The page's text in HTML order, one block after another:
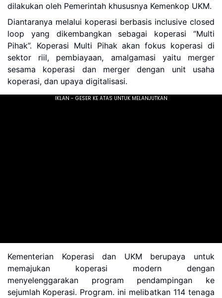
dilakukan oleh Pemerintah khususnya Kemenkop UKM.
Diantaranya melalui koperasi berbasis inclusive closed
loop yang dikembangkan sebagai koperasi “Multi
Pihak”. Koperasi Multi Pihak akan fokus koperasi di
sektor riil, pembiayaan, amalgamasi yaitu merger
sesama koperasi dan merger dengan unit usaha
koperasi, dan upaya digitalisasi.
Kementerian Koperasi dan UKM berupaya untuk
memajukan koperasi modern dengan
menyelenggarakan program pendampingan ke
sejumlah Koperasi. Program. ini melibatkan 114 tenaga